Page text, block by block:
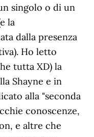
singolo o di un
la
dalla presenza
Ho letto
tutta XD) la
Shayne e in
alla "seconda
conoscenze,
e altre che